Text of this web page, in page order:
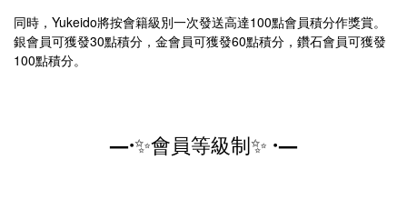
同時， Yukeido將按會籍級別一次發送高達100點會員積分作獎賞。
銀會員可獲發30點積分，金會員可獲發60點積分，鑽石會員可獲發
100點積分。
—·✨會員等級制✨ ·—